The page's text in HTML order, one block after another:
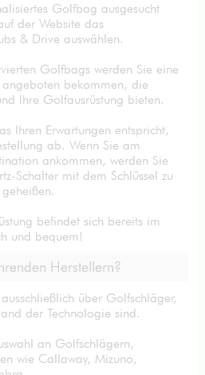
Golfbag ausgesucht
der Website das
& Drive auswählen.
Golfbags werden Sie eine
bekommen, die
Ihre Golfausrüstung bieten.
Ihren Erwartungen entspricht,
ab. Wenn Sie am
ankommen, werden Sie
Schalter mit dem Schlüssel zu
befindet sich bereits im
und bequem!
Herstellern?
über Golfschläger,
der Technologie sind.
an Golfschlägern,
wie Callaway, Mizuno,